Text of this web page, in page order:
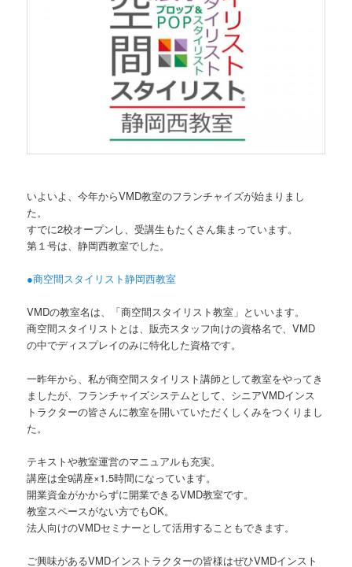
いよいよ、今年からVMD教室のフランチャイズが始まりまし
た。
すでに2校オープンし、受講生もたくさん集まっています。
第１号は、静岡西教室でした。
●商空間スタイリスト静岡西教室
VMDの教室名は、「商空間スタイリスト教室」といいます。
商空間スタイリストとは、販売スタッフ向けの資格名で、VMD
の中でディスプレイのみに特化した資格です。
一昨年から、私が商空間スタイリスト講師として教室をやってき
ましたが、フランチャイズシステムとして、シニアVMDインス
トラクターの皆さんに教室を開いていただくしくみをつくりまし
た。
テキストや教室運営のマニュアルも充実。
講座は全9講座×1.5時間になっています。
開業資金がかからずに開業できるVMD教室です。
教室スペースがない方でもOK。
法人向けのVMDセミナーとして活用することもできます。
ご興味があるVMDインストラクターの皆様はぜひVMDインスト